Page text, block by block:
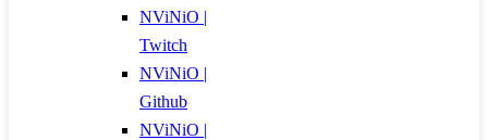
NViNiO |
Twitch
NViNiO |
Github
NViNiO |